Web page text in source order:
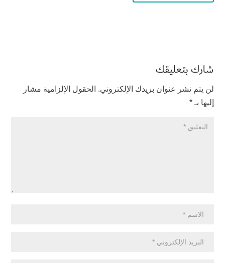
شارك بتعليقك
لن يتم نشر عنوان بريدك الإلكتروني. الحقول الإلزامية مشار
إليها بـ *